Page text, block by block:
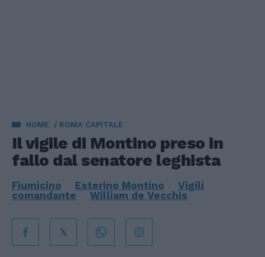
HOME ROMA CAPITALE
Il vigile di Montino preso in
fallo dal senatore leghista
Fiumicino Esterino Montino
Vigili
comandante
William de Vecchis